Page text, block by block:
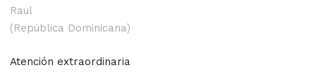
Raul
(República Dominicana)
Atención extraordinaria